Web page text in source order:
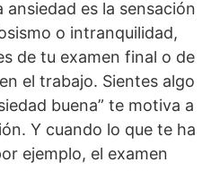
ansiedad es la sensación
o intranquilidad,
de tu examen final o de
el trabajo. Sientes algo
buena” te motiva a
Y cuando lo que te ha
ejemplo, el examen